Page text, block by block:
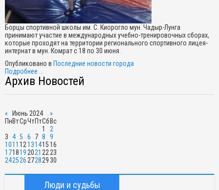
Борцы спортивной школы им. С. Киорогло мун. Чадыр-Лунга
принимают участие в международных учебно-тренировочных сборах,
которые проходят на территории регионального спортивного лицея-
интернат в мун. Комрат с 18 по 30 июня.
Опубликовано в Последние новости города
Подробнее ...
Архив Новостей
« Июнь 2024
»
ПнВтСрЧтПтСбВс
1
2
3 4 5 6 7 8
9
1011 1213141516
171819 2021 22 23
242526 27282930
Люди и судьбы